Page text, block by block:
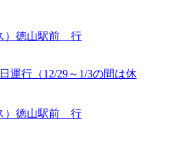
）徳山駅前 行
日運行（12/29～1/3の間は休
）徳山駅前 行